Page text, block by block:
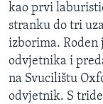
Idi
na
pretragu
SJEDINJENE
BOSNA I
SVIJET
NAUKA I
SPECIJALNI
KORUPCIJA
SLOBODA MEDIJA
kao prvi
stranku do tri
izborima. Roden
odvjetnika i
na Svucilištu
odvjetnik. S